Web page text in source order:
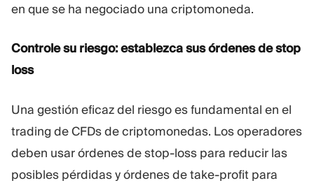
en que se ha negociado una criptomoneda.
Controle su riesgo: establezca sus órdenes de stop
loss
Una gestión eficaz del riesgo es fundamental en el
trading de CFDs de criptomonedas. Los operadores
deben usar órdenes de stop-loss para reducir las
posibles pérdidas y órdenes de take-profit para